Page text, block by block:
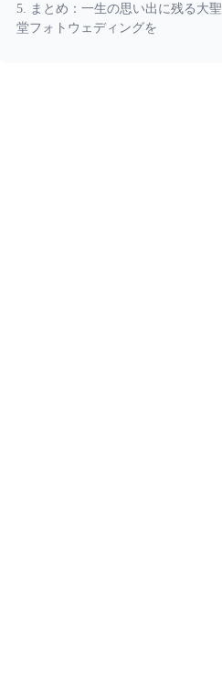
5. まとめ：一生の思い出に残る大聖
堂フォトウェディングを